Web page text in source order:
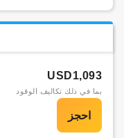
USD1,093
بما في ذلك تكاليف الوقود